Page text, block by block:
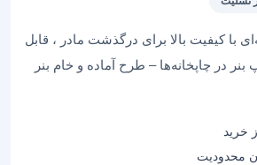
با کیفیت بالا برای درگذشت مادر ، قابل
در چاپخانه‌ها – طرح آماده و خام بنر
خرید
محدودیت